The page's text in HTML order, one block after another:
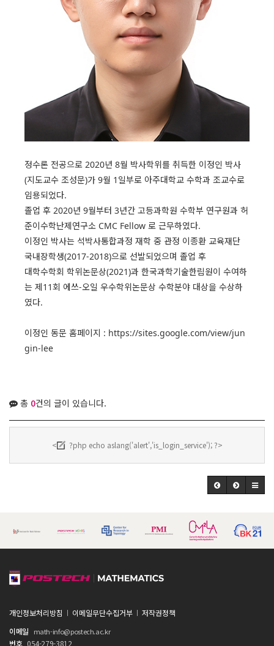
정수론 전공으로 2020년 8월 박사학위를 취득한 이정인 박사
(지도교수 조성문)가 9월 1일부로 아주대학교 수학과 조교수로
임용되었다.
졸업 후 2020년 9월부터 3년간 고등과학원 수학부 연구원과 허
준이수학난제연구소 CMC Fellow 로 근무하였다.
이정인 박사는 석박사통합과정 재학 중 관정 이종환 교육재단
국내장학생(2017-2018)으로 선발되었으며 졸업 후
대학수학회 학위논문상(2021)과 한국과학기술한림원이 수여하
는 제11회 에쓰-오일 우수학위논문상 수학분야 대상을 수상하
였다.
이정인 동문 홈페이지 : https://sites.google.com/view/jun
gin-lee
총 0건의 글이 있습니다.
< ?php echo aslang('alert','is_login_service'); ?>
개인정보처리방침 이메일무단수집거부
저작권정책
이메일
math-info@postech.ac.kr
번호 054-279-3812